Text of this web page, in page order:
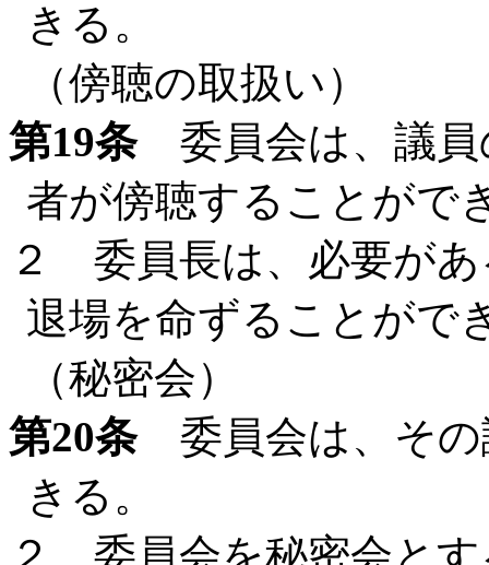
きる。
（傍聴の取扱い）
第19条委員会は、議員
者が傍聴することがで
２ 委員長は、必要が
退場を命ずることがで
（秘密会）
第20条委員会は、その
きる。
２ 委員会を秘密会と